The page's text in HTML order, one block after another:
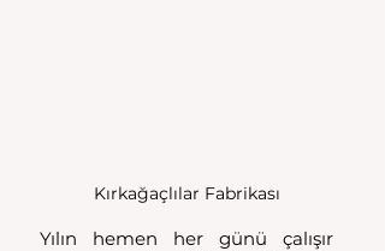
Kırkağaçlılar Fabrikası
Yılın hemen her günü çalışır